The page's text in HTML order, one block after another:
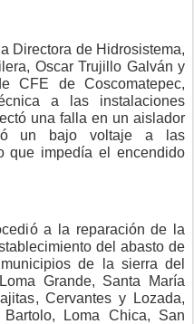
Directora de Hidrosistema,
Oscar Trujillo Galván y
CFE de Coscomatepec,
a las instalaciones
una falla en un aislador
un bajo voltaje a las
que impedía el encendido
a la reparación de la
del abasto de
de la sierra del
Grande, Santa María
Cervantes y Lozada,
Loma Chica, San